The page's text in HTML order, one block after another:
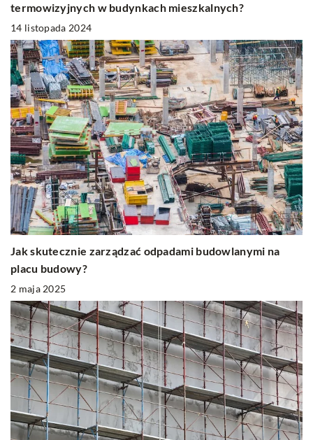
termowizyjnych w budynkach mieszkalnych?
14 listopada 2024
Jak skutecznie zarządzać odpadami budowlanymi na
placu budowy?
2 maja 2025